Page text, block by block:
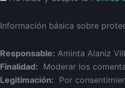
Información básica sobre
Responsable: Aminta Alaniz
Finalidad: Moderar los
Legitimación: Por